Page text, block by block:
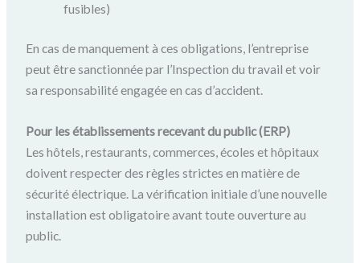
fusibles)
En cas de manquement à ces obligations, l’entreprise
peut être sanctionnée par l’Inspection du travail et voir
sa responsabilité engagée en cas d’accident.
Pour les établissements recevant du public (ERP)
Les hôtels, restaurants, commerces, écoles et hôpitaux
doivent respecter des règles strictes en matière de
sécurité électrique. La vérification initiale d’une nouvelle
installation est obligatoire avant toute ouverture au
public.